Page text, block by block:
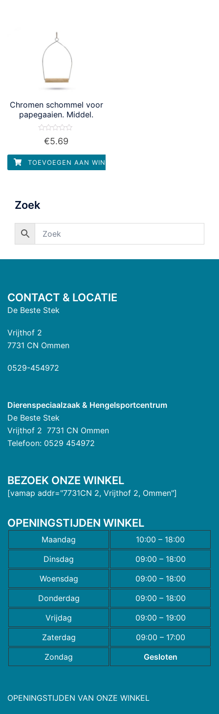
Chromen schommel voor
papegaaien. Middel.
Waardering
5
€5.69
TOEVOEGEN AAN WINKELWAGEN
Zoek
CONTACT & LOCATIE
De Beste Stek
Vrijthof 2
7731 CN Ommen
0529-454972
Dierenspeciaalzaak & Hengelsportcentrum
De Beste Stek
Vrijthof 2 7731 CN Ommen
Telefoon: 0529 454972
BEZOEK ONZE WINKEL
[vamap addr="7731CN 2, Vrijthof 2, Ommen"]
OPENINGSTIJDEN WINKEL
Maandag
10:00 – 18:00
Dinsdag
09:00 – 18:00
Woensdag
09:00 – 18:00
Donderdag
09:00 – 18:00
Vrijdag
09:00 – 19:00
Zaterdag
09:00 – 17:00
Zondag
Gesloten
OPENINGSTIJDEN VAN ONZE WINKEL